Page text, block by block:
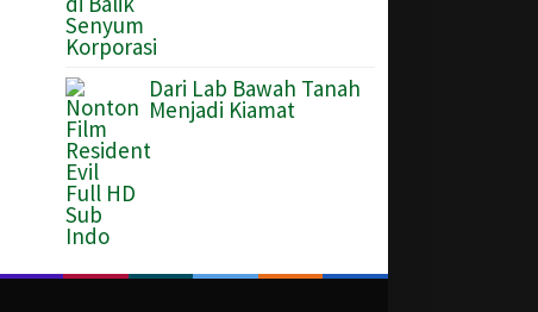
Dari Lab Bawah Tanah
Menjadi Kiamat